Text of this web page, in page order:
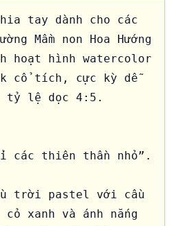
tay dành cho các
Mầm non Hoa Hướng
hoạt hình watercolor
cổ tích, cực kỳ dễ
tỷ lệ dọc 4:5.
các thiên thần nhỏ”.
trời pastel với cầu
xanh và ánh nắng